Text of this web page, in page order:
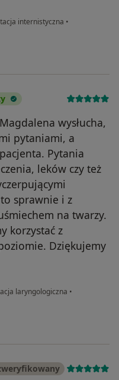
internistyczna •
wysłucha,
pytaniami, a
Pytania
leków czy też
sprawnie i z
na twarzy.
korzystać z
Dziękujemy
laryngologiczna •